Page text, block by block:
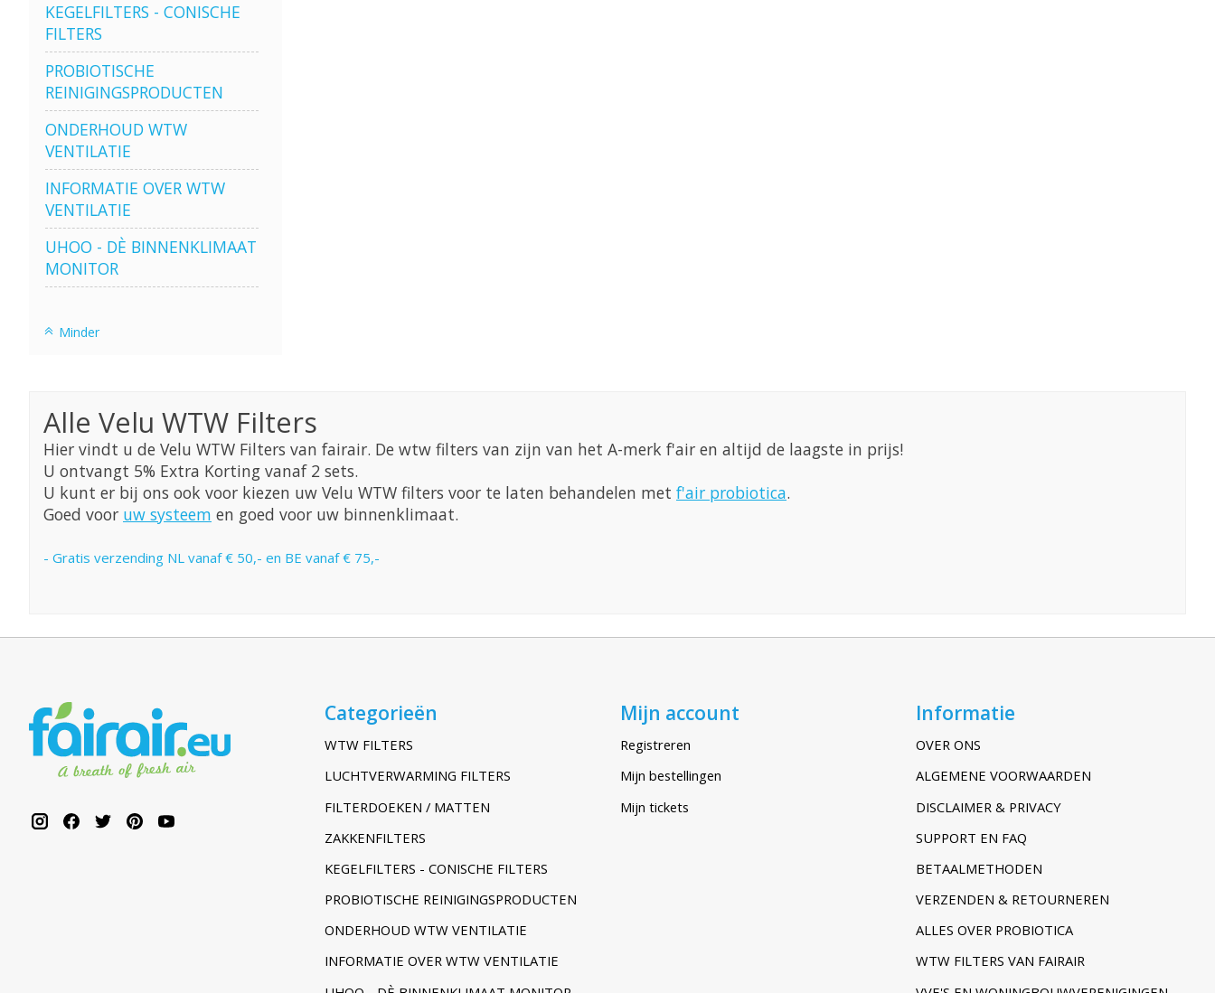
KEGELFILTERS - CONISCHE
FILTERS
PROBIOTISCHE
REINIGINGSPRODUCTEN
ONDERHOUD WTW
VENTILATIE
INFORMATIE OVER WTW
VENTILATIE
UHOO - DÈ BINNENKLIMAAT
MONITOR
Minder
Alle Velu WTW Filters
Hier vindt u de Velu WTW Filters van fairair. De wtw filters van zijn van het A-merk f'air en altijd de laagste in prijs!
U ontvangt 5% Extra Korting vanaf 2 sets.
U kunt er bij ons ook voor kiezen uw Velu WTW filters voor te laten behandelen met f'air probiotica.
Goed voor uw systeem en goed voor uw binnenklimaat.
- Gratis verzending NL vanaf € 50,- en BE vanaf € 75,-
Categorieën
WTW FILTERS
LUCHTVERWARMING FILTERS
FILTERDOEKEN / MATTEN
ZAKKENFILTERS
KEGELFILTERS - CONISCHE FILTERS
PROBIOTISCHE REINIGINGSPRODUCTEN
ONDERHOUD WTW VENTILATIE
INFORMATIE OVER WTW VENTILATIE
Mijn account
Registreren
Mijn bestellingen
Mijn tickets
Informatie
OVER ONS
ALGEMENE VOORWAARDEN
DISCLAIMER & PRIVACY
SUPPORT EN FAQ
BETAALMETHODEN
VERZENDEN & RETOURNEREN
ALLES OVER PROBIOTICA
WTW FILTERS VAN FAIRAIR